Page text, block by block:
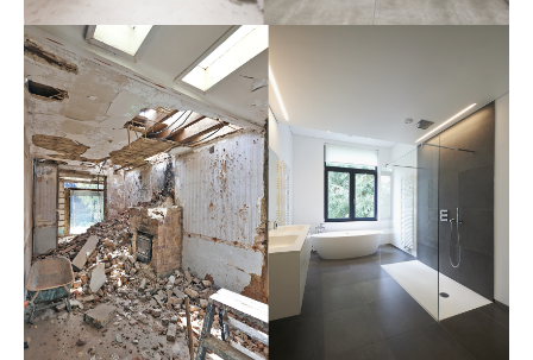
Get in touch
Cybersteel Inc.
376-293 City Road, Suite 600
San Francisco, CA 94102
Have any questions?
+44 1234 567 890
Drop us a line
info@yourdomain.com